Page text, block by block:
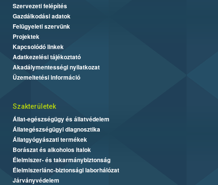
Szervezeti felépítés
Gazdálkodási adatok
Felügyeleti szervünk
Projektek
Kapcsolódó linkek
Adatkezelési tájékoztató
Akadálymentességi nyilatkozat
Üzemeltetési információ
Szakterületek
Állat-egészségügy és állatvédelem
Állategészségügyi diagnosztika
Állatgyógyászati termékek
Borászat és alkoholos italok
Élelmiszer- és takarmánybiztonság
Élelmiszerlánc-biztonsági laborhálózat
Járványvédelem